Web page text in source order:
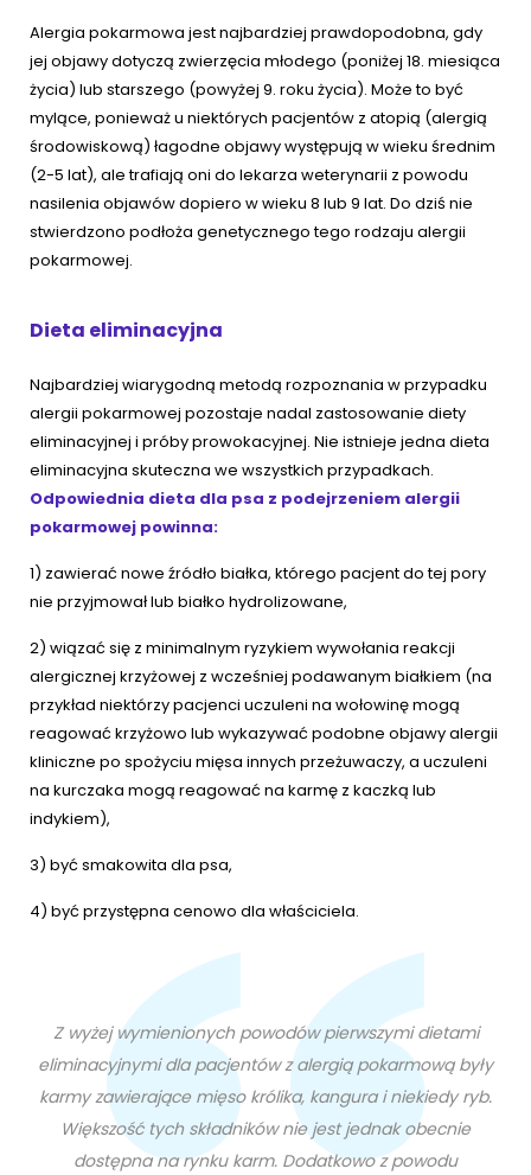
Alergia pokarmowa jest najbardziej prawdopodobna, gdy
jej objawy dotyczą zwierzęcia młodego (poniżej 18. miesiąca
życia) lub starszego (powyżej 9. roku życia). Może to być
mylące, ponieważ u niektórych pacjentów z atopią (alergią
środowiskową) łagodne objawy występują w wieku średnim
(2-5 lat), ale trafiają oni do lekarza weterynarii z powodu
nasilenia objawów dopiero w wieku 8 lub 9 lat. Do dziś nie
stwierdzono podłoża genetycznego tego rodzaju alergii
pokarmowej.
Dieta eliminacyjna
Najbardziej wiarygodną metodą rozpoznania w przypadku
alergii pokarmowej pozostaje nadal zastosowanie diety
eliminacyjnej i próby prowokacyjnej. Nie istnieje jedna dieta
eliminacyjna skuteczna we wszystkich przypadkach.
Odpowiednia dieta dla psa z podejrzeniem alergii
pokarmowej powinna:
1) zawierać nowe źródło białka, którego pacjent do tej pory
nie przyjmował lub białko hydrolizowane,
2) wiązać się z minimalnym ryzykiem wywołania reakcji
alergicznej krzyżowej z wcześniej podawanym białkiem (na
przykład niektórzy pacjenci uczuleni na wołowinę mogą
reagować krzyżowo lub wykazywać podobne objawy alergii
kliniczne po spożyciu mięsa innych przeżuwaczy, a uczuleni
na kurczaka mogą reagować na karmę z kaczką lub
indykiem),
3) być smakowita dla psa,
4) być przystępna cenowo dla właściciela.
Z wyżej wymienionych powodów pierwszymi dietami
eliminacyjnymi dla pacjentów z alergią pokarmową były
karmy zawierające mięso królika, kangura i niekiedy ryb.
Większość tych składników nie jest jednak obecnie
dostępna na rynku karm. Dodatkowo z powodu